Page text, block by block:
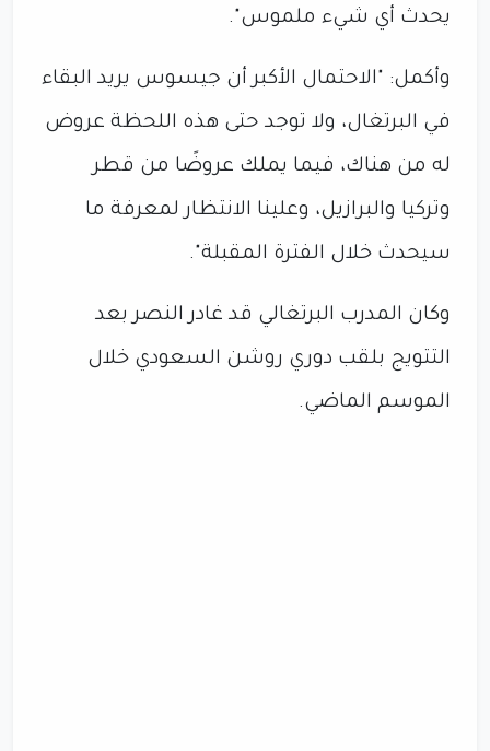
يحدث أي شيء ملموس".
وأكمل: "الاحتمال الأكبر أن جيسوس يريد البقاء
في البرتغال، ولا توجد حتى هذه اللحظة عروض
له من هناك، فيما يملك عروضًا من قطر
وتركيا والبرازيل، وعلينا الانتظار لمعرفة ما
سيحدث خلال الفترة المقبلة".
وكان المدرب البرتغالي قد غادر النصر بعد
التتويج بلقب دوري روشن السعودي خلال
الموسم الماضي.